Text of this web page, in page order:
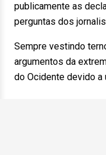
publicamente as
perguntas dos
Sempre vestindo
argumentos da
do Ocidente devido a